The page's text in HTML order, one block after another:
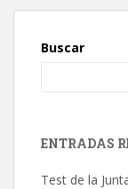
Buscar
ENTRADAS
Test de la